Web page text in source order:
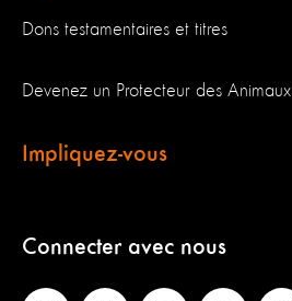
Dons testamentaires et titres
Devenez un Protecteur des Animaux
Impliquez-vous
Connecter avec nous